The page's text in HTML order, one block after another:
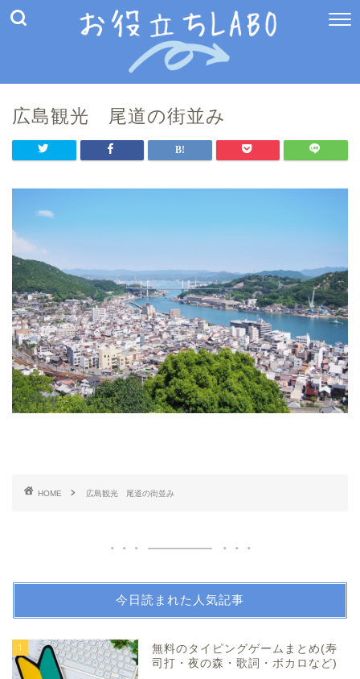
広島観光 尾道の街並み
HOME 広島観光 尾道の街並み
今日読まれた人気記事
1
無料のタイピングゲームまとめ(寿
司打・夜の森・歌詞・ボカロなど)